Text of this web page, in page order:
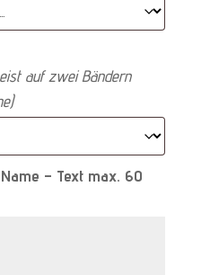
auf zwei Bändern
– Text max. 60